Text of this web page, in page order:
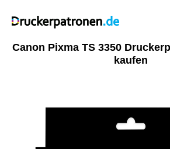
Canon Pixma TS 3350
kaufen